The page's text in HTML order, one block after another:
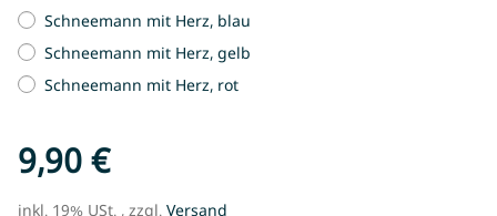
Schneemann mit Herz, blau
Schneemann mit Herz, gelb
Schneemann mit Herz, rot
9,90 €
inkl. 19% USt. , zzgl. Versand